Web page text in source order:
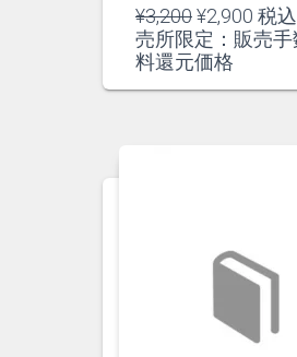
¥3,200元
の
価
¥2,900 現
在
税
売所限定：販売手
料還元価格